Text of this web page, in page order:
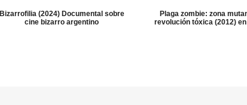
Bizarrofilia (2024) Documental sobre
cine bizarro argentino
Plaga zombie: zona
revolución tóxica (2012) en